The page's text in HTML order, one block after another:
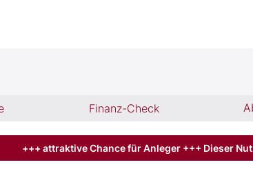
Finanz-Check
+++ attraktive Chance für Anleger +++ Dieser